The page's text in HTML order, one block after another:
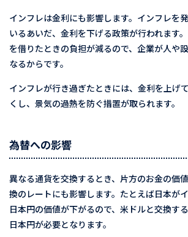
インフレは金利にも影響します。インフレを
いるあいだ、金利を下げる政策が行われます
を借りたときの負担が減るので、企業が人や
なるからです。
インフレが行き過ぎたときには、金利を上げ
くし、景気の過熱を防ぐ措置が取られます。
為替への影響
異なる通貨を交換するとき、片方のお金の価
換のレートにも影響します。たとえば日本が
日本円の価値が下がるので、米ドルと交換す
日本円が必要となります。